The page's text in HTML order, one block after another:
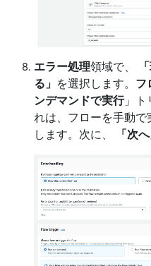
エラー処理領域で、
る」 を選択します。 フ
ンデマンドで実行」ト
れは、フローを手動
します。次に、
「次へ